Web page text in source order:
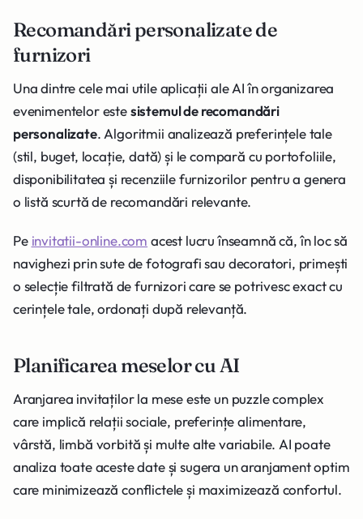
Recomandări personalizate de
furnizori
Una dintre cele mai utile aplicații ale AI în organizarea
evenimentelor estesistemul de recomandări
personalizate. Algoritmii analizează preferințele tale
(stil, buget, locație, dată) și le compară cu portofoliile,
disponibilitatea și recenziile furnizorilor pentru a genera
o listă scurtă de recomandări relevante.
Pe invitatii-online.com acest lucru înseamnă că, în loc să
navighezi prin sute de fotografi sau decoratori, primești
o selecție filtrată de furnizori care se potrivesc exact cu
cerințele tale, ordonați după relevanță.
Planificarea meselor cu AI
Aranjarea invitaților la mese este un puzzle complex
care implică relații sociale, preferințe alimentare,
vârstă, limbă vorbită și multe alte variabile. AI poate
analiza toate aceste date și sugera un aranjament optim
care minimizează conflictele și maximizează confortul.